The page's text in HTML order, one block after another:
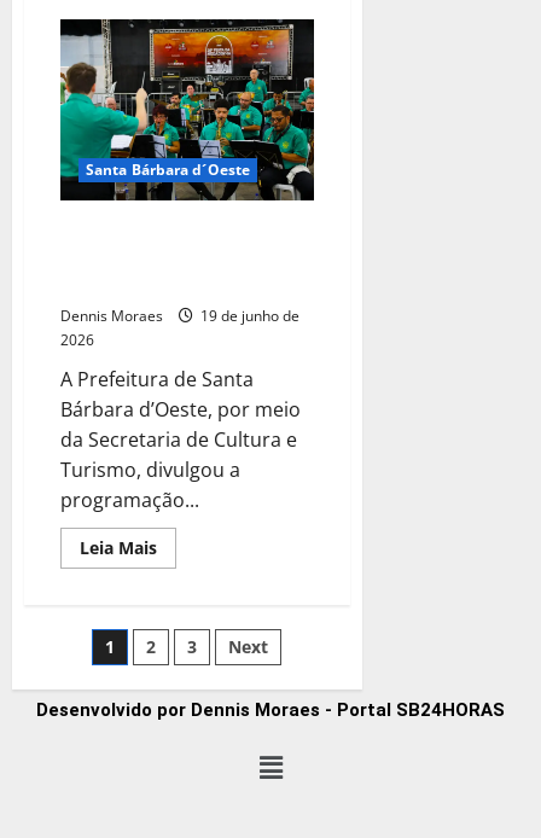
Santa Bárbara d´Oeste
Dennis Moraes
19 de junho de
2026
A Prefeitura de Santa
Bárbara d’Oeste, por meio
da Secretaria de Cultura e
Turismo, divulgou a
programação...
Leia Mais
1 2 3 Next
Desenvolvido por Dennis Moraes - Portal SB24HORAS